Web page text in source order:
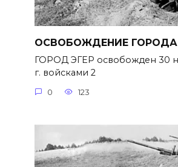
ОСВОБОЖДЕНИЕ ГОРОДА
ГОРОД ЭГЕР освобожден 30
г. войсками 2
0 123